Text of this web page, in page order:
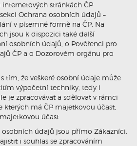
stránkách ČP
Ochrana osobních údajů –
v písemné formě na ČP. Na
jsou k dispozici také další
osobních údajů, o Pověřenci pro
ČP a o Dozorovém orgánu pro
tím, že veškeré osobní údaje může
výpočetní techniky, tedy i
je zpracovávat a sdělovat v rámci
kterých má ČP majetkovou účast,
účast.
údajů jsou přímo Zákazníci.
i souhlas se zpracováním